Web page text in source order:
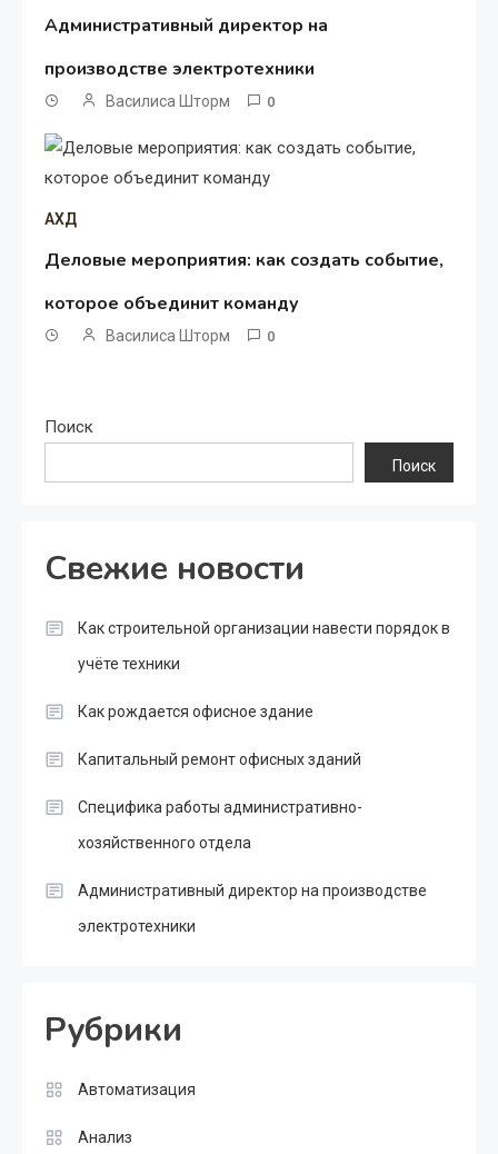
Административный директор на
производстве электротехники
Василиса Шторм 0
АХД
Деловые мероприятия: как создать событие,
которое объединит команду
Василиса Шторм 0
Поиск
Поиск
Свежие новости
Как строительной организации навести порядок в
учёте техники
Как рождается офисное здание
Капитальный ремонт офисных зданий
Специфика работы административно-
хозяйственного отдела
Административный директор на производстве
электротехники
Рубрики
Автоматизация
Анализ